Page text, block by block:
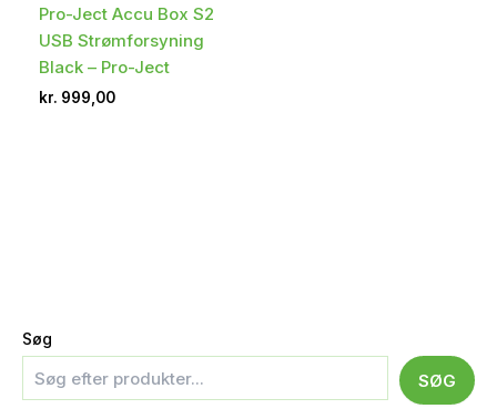
Søg
SØG
Pro-Ject Accu Box S2
USB Strømforsyning
Black – Pro-Ject
kr. 999,00